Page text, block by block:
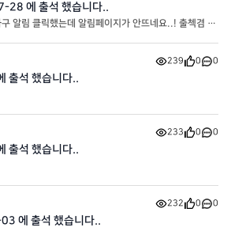
에 출석 했습니다..
알림 클릭했는데 알림페이지가 안뜨네요..! 출첵겸 오
239 0 0
출석 했습니다..
233 0 0
출석 했습니다..
232 0 0
에 출석 했습니다..